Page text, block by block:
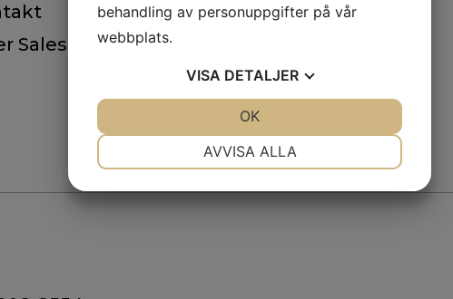
Sales
Våra öppettider
behandling av personuppgifter på vår
webbplats.
VISA DETALJER
AVVISA ALLA
OK